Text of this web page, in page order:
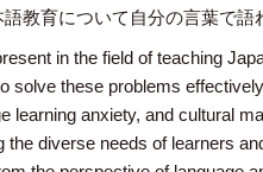
教育について自分の言葉で語
in the field of teaching
solve these problems
learning anxiety, and cultural
diverse needs of learners